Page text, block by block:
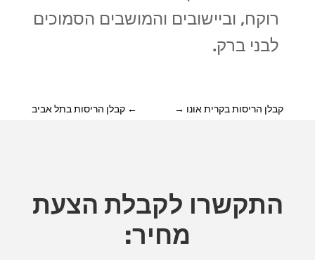
רוקח, וביישובים והמושבים הסמוכים
לבני ברק.
←קבלן הריסות בתל אביב קבלן הריסות בקרית אונו →
התקשרו לקבלת הצעת
מחיר: